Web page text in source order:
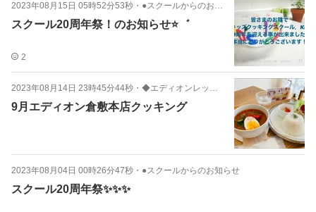
2023年08月15日 05時52分53秒 ・ ●スクールからのお知らせ
スクール20周年祭！のお知らせ⭐️゛
2
2023年08月14日 23時45分44秒 ・ ◆エディオンレッスンお知らせ
9月エディオン倉敷本店クッキング
2023年08月04日 00時26分47秒 ・ ●スクールからのお知らせ
スクール20周年祭✨✨✨